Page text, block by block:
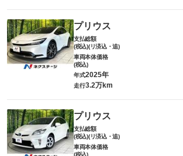
プリウス
支払総額
(税込)(リ済込・追)
車両本体価格
(税込)
年式2025年
走行3.2万km
プリウス
支払総額
(税込)(リ済込・追)
車両本体価格
(税込)